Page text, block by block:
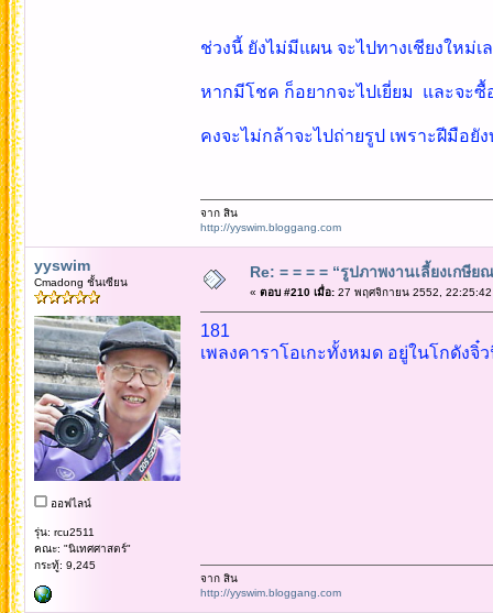
ช่วงนี้ ยังไม่มีแผน จะไปทางเชียงใหม่เ
หากมีโชค ก็อยากจะไปเยี่ยม และจะซื้
คงจะไม่กล้าจะไปถ่ายรูป เพราะฝีมือยั
จาก สิน
http://yyswim.bloggang.com
yyswim
Cmadong ชั้นเซียน
ออฟไลน์
รุ่น: rcu2511
คณะ: "นิเทศศาสตร์"
กระทู้: 9,245
Re: = = = = “รูปภาพงานเลี้ยงเกษี
« ตอบ #210 เมื่อ:27 พฤศจิกายน 2552, 22:25:42
181
เพลงคาราโอเกะทั้งหมด อยู่ในโกดังจิ๋
จาก สิน
http://yyswim.bloggang.com